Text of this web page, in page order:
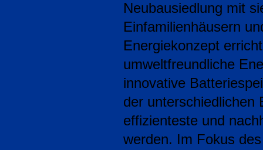
Neubausiedlung mit
Einfamilienhäusern
Energiekonzept
umweltfreundliche
innovative
der unterschiedlichen
effizienteste und
werden. Im Fokus